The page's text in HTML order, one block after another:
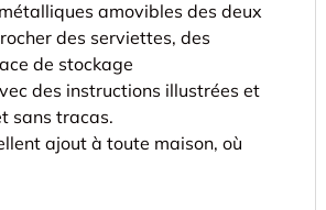
amovibles des deux
des serviettes, des
de stockage
des instructions illustrées et
sans tracas.
ajout à toute maison, où